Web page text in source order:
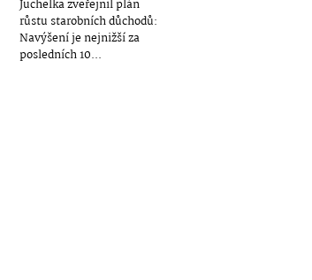
Juchelka zveřejnil plán
růstu starobních důchodů:
Navýšení je nejnižší za
posledních 10...